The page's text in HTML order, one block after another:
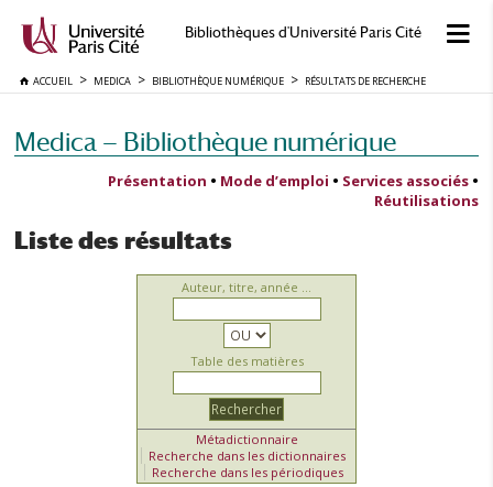
Bibliothèques d'Université Paris Cité
ACCUEIL MEDICA BIBLIOTHÈQUE NUMÉRIQUE RÉSULTATS DE RECHERCHE
Medica — Bibliothèque numérique
Présentation • Mode d’emploi • Services associés •
Réutilisations
Liste des résultats
Auteur, titre, année ...
Table des matières
Métadictionnaire
Recherche dans les dictionnaires
Recherche dans les périodiques